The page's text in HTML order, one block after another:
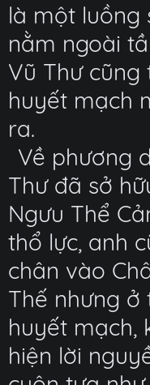
là một luồng
nằm ngoài
Vũ Thư
huyết mạch
ra.
Về phương
Thư đã sở
Ngưu Thể
thổ lực, anh
chân vào
Thế nhưng
huyết mạch,
hiện lời